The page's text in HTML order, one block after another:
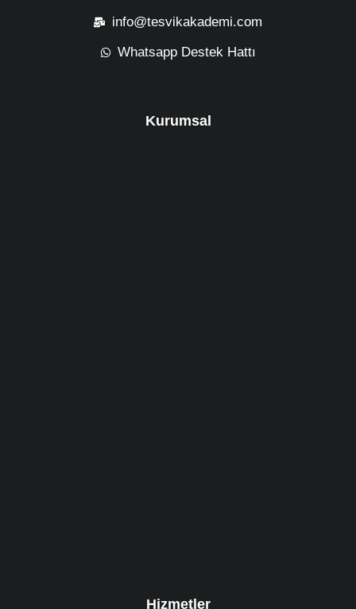
info@tesvikakademi.com
Whatsapp Destek Hattı
Kurumsal
Hizmetler